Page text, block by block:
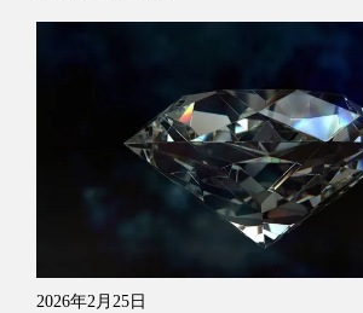
2026年2月25日